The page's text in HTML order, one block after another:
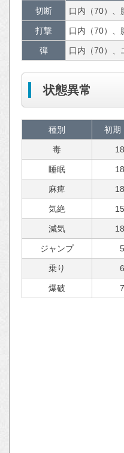
切断 口内（70）、
打撃 口内（70）、
弾 口内（70）、
状態異常
種別 初期
毒
睡眠
麻痺
気絶
減気
ジャンプ
乗り
爆破